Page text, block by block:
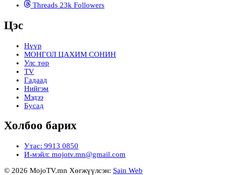
Threads 23k Followers
Цэс
Нүүр
МОНГОЛ ЦАХИМ СОНИН
Улс төр
TV
Гадаад
Нийгэм
Мэдээ
Бусад
Холбоо барих
Утас: 9913 0850
И-мэйл: mojotv.mn@gmail.com
© 2026 MojoTV.mn Хөгжүүлсэн: Sain Web